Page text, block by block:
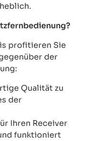
profitieren Sie
der
Qualität zu
der
Ihren Receiver
funktioniert